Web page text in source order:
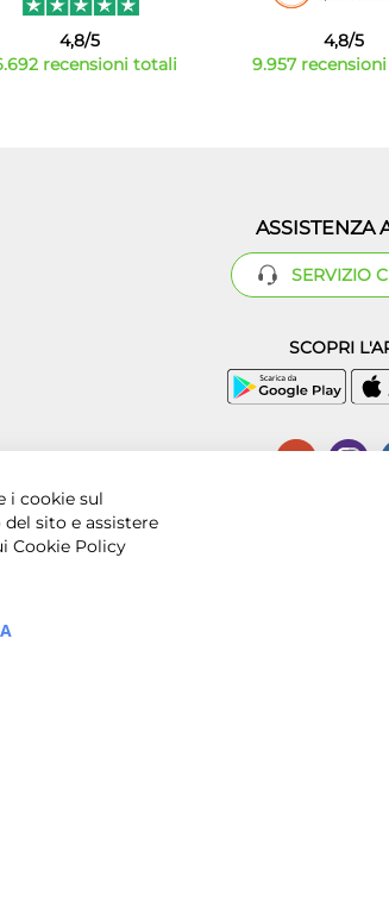
4,8/5
recensioni totali
4,8/5
9.957
ASSISTENZA
SERVIZIO
SCOPRI
(NA) - P.I. 07016001211, C.C.I.A.A. Napoli, REA